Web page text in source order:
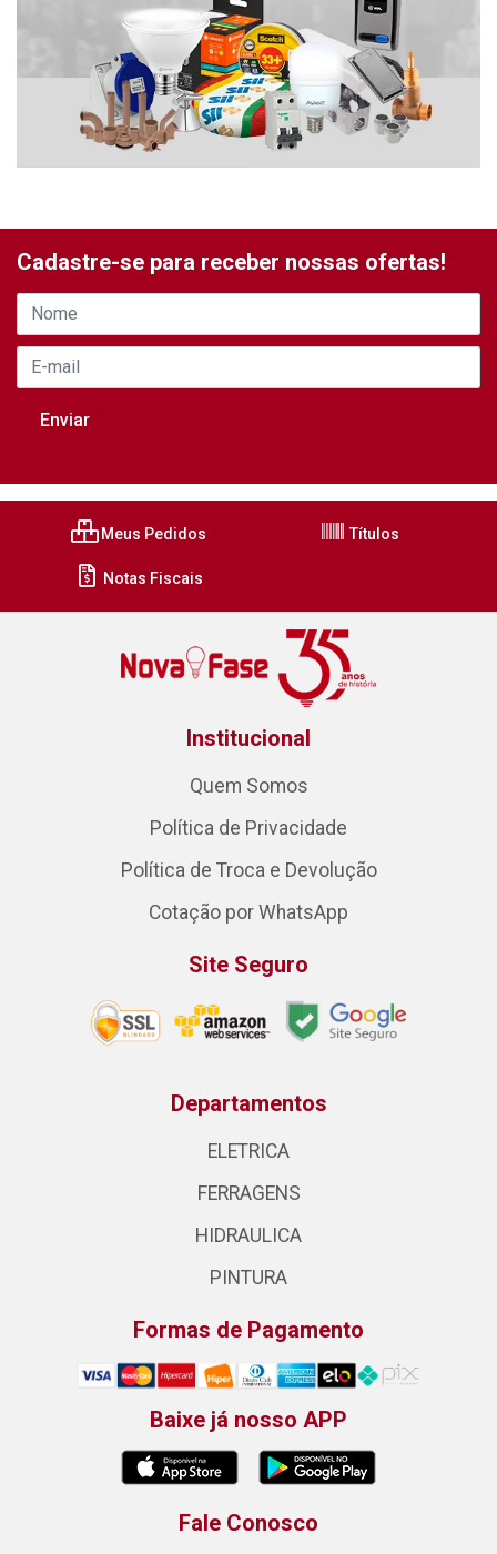
Cadastre-se para receber nossas ofertas!
Meus Pedidos Títulos
Notas Fiscais
Institucional
Quem Somos
Política de Privacidade
Política de Troca e Devolução
Cotação por WhatsApp
Site Seguro
Departamentos
ELETRICA
FERRAGENS
HIDRAULICA
PINTURA
Formas de Pagamento
Baixe já nosso APP
Fale Conosco